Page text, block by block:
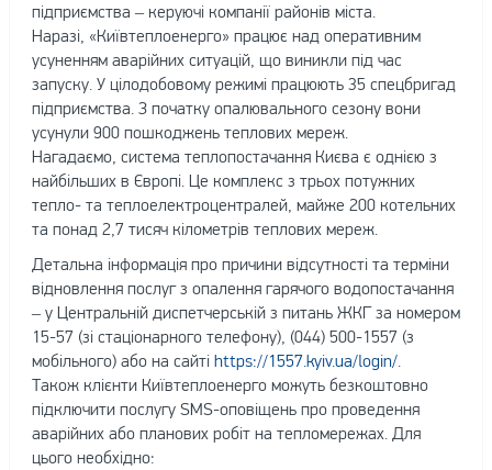
підприємства – керуючі компанії районів міста.
Наразі, «Київтеплоенерго» працює над оперативним
усуненням аварійних ситуацій, що виникли під час
запуску. У цілодобовому режимі працюють 35 спецбригад
підприємства. З початку опалювального сезону вони
усунули 900 пошкоджень теплових мереж.
Нагадаємо, система теплопостачання Києва є однією з
найбільших в Європі. Це комплекс з трьох потужних
тепло- та теплоелектроцентралей, майже 200 котельних
та понад 2,7 тисяч кілометрів теплових мереж.
Детальна інформація про причини відсутності та терміни
відновлення послуг з опалення гарячого водопостачання
– у Центральній диспетчерській з питань ЖКГ за номером
15-57 (зі стаціонарного телефону), (044) 500-1557 (з
мобільного) або на сайті https://1557.kyiv.ua/login/.
Також клієнти Київтеплоенерго можуть безкоштовно
підключити послугу SMS-оповіщень про проведення
аварійних або планових робіт на тепломережах. Для
цього необхідно: